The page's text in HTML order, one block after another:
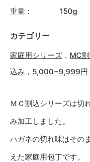
重量：
150g
カテゴリー
家庭用シリーズ ， MC
込み ， 5,000~9,999円
ＭＣ割込シリーズは切
み加工しました。
ハガネの切れ味はその
えた家庭用包丁です。